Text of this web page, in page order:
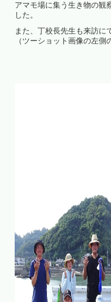
アマモ場に集う生き物の観
した。
また、丁校長先生も来訪に
（ツーショット画像の左側